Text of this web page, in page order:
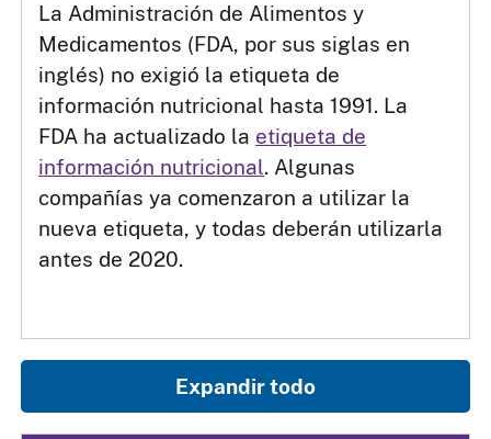
La Administración de Alimentos y
Medicamentos (FDA, por sus siglas en
inglés) no exigió la etiqueta de
información nutricional hasta 1991. La
FDA ha actualizado la etiqueta de
información nutricional. Algunas
compañías ya comenzaron a utilizar la
nueva etiqueta, y todas deberán utilizarla
antes de 2020.
Expandir todo